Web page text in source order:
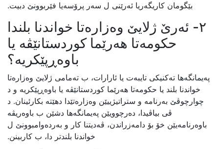
بێگومان کاریگەریا ئەرێنی ل سەر پرۆسەیا فێربوونێ دبیت.
٢- ئەرێ ژلایێ وەزارەتا خواندنا بلندا
حکومەتا هەرێما کوردستانێڤە یا
باوەڕپێکریە؟
پەیمانگەها تەکنیکی تایبەت یا ئارارات، ب تەمامی ژلایێ وەزارەتا
خواندنا بلند یا حکومەتا هەرێما کوردستانێڤە یا باوەڕپێکریە و د
چوارچوڤێ بەرنامە و ستراتیژییێن وەزارەتێدا دهێتە بکارئینان. د
ڤی بیاڤیدا، دەرچوویێن پەیمانگەها دشێن ب باوەریڤە
باوەرنامەیێن خۆ بۆ دامەزراندن، ڤەدیتنا کار و بەردەوامبوونێ ل
خواندنا بلندتر دا، ب کاربینن.